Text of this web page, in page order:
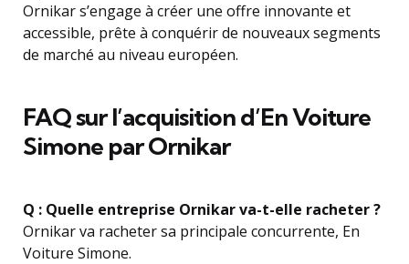
Ornikar s’engage à créer une offre innovante et
accessible, prête à conquérir de nouveaux segments
de marché au niveau européen.
FAQ sur l’acquisition d’En Voiture
Simone par Ornikar
Q : Quelle entreprise Ornikar va-t-elle racheter ?
Ornikar va racheter sa principale concurrente, En
Voiture Simone.